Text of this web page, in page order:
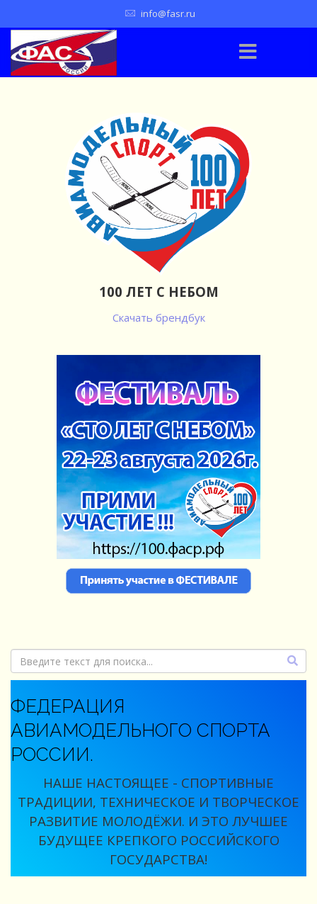
info@fasr.ru
100 ЛЕТ С НЕБОМ
Скачать брендбук
ФЕДЕРАЦИЯ
АВИАМОДЕЛЬНОГО СПОРТА
РОССИИ.
НАШЕ НАСТОЯЩЕЕ - СПОРТИВНЫЕ
ТРАДИЦИИ, ТЕХНИЧЕСКОЕ И ТВОРЧЕСКОЕ
РАЗВИТИЕ МОЛОДЁЖИ. И ЭТО ЛУЧШЕЕ
БУДУЩЕЕ КРЕПКОГО РОССИЙСКОГО
ГОСУДАРСТВА!